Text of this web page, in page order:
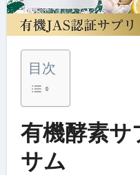
目次
有機酵素サ
サム